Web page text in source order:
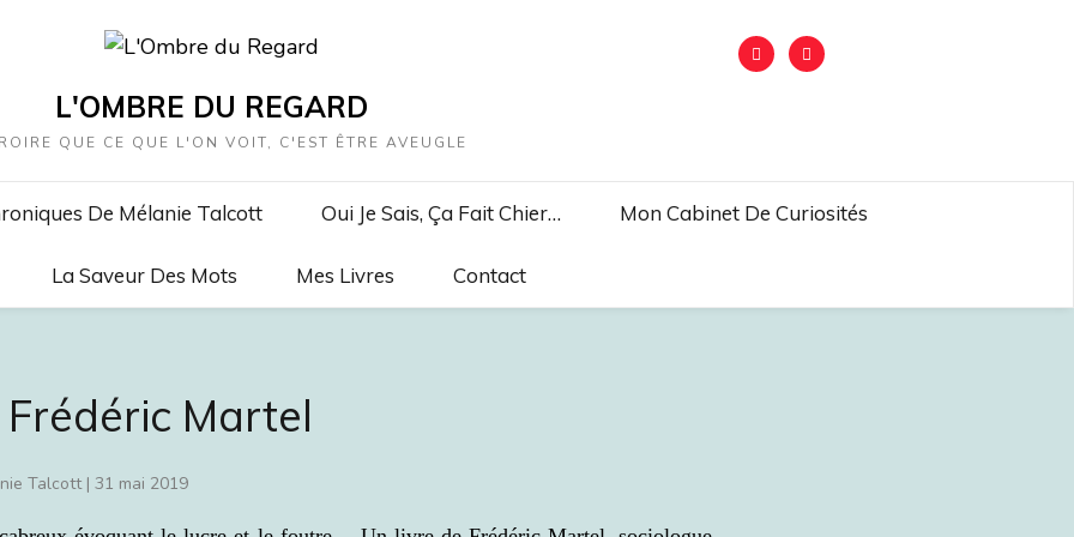
L'OMBRE DU REGARD
QUE CE QUE L'ON VOIT, C'EST ÊTRE AVEUGLE
De Mélanie Talcott Oui Je Sais, Ça Fait Chier… Mon Cabinet De Curiosités
La Saveur Des Mots Mes Livres Contact
Martel
Talcott | 31 mai 2019